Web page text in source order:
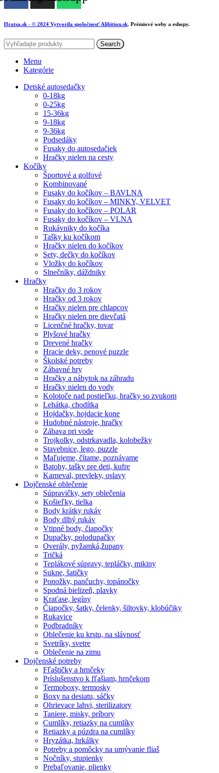
Hratsa.sk - © 2024 Vytvorila spoločnosť Alibition.sk. Prémiové weby a eshopy.
Search
Menu
Kategórie
Detské autosedačky
0-18kg
0-25kg
15-36kg
9-18kg
9-36kg
Podsedáky
Fusaky do autosedačiek
Hračky nielen na cesty
Kočíky
Športové a golfové
Kombinované
Fusaky do kočíkov – BAVLNA
Fusaky do kočíkov – MINKY, VELVET
Fusaky do kočíkov – POLAR
Fusaky do kočíkov – VLNA
Rukávniky do kočíka
Tašky ku kočíkom
Hračky nielen do kočíkov
Sety, dečky do kočíkov
Vložky do kočíkov
Slnečníky, dáždniky
Hračky
Hračky do 3 rokov
Hračky od 3 rokov
Hračky nielen pre chlapcov
Hračky nielen pre dievčatá
Licenčné hračky, tovar
Plyšové hračky
Drevené hračky
Hracie deky, penové puzzle
Školské potreby
Zábavné hry
Hračky a nábytok na záhradu
Hračky nielen do vody
Kolotoče nad postieľku, hračky so zvukom
Lehátka, chodítka
Hojdačky, hojdacie kone
Hudobné nástroje, hračky
Zábava pri vode
Trojkolky, odstrkavadla, kolobežky
Stavebnice, lego, puzzle
Maľujeme, čítame, poznávame
Batohy, tašky pre deti, kufre
Karneval, prevleky, oslavy
Dojčenské oblečenie
Súpravičky, sety oblečenia
Košieľky, tielka
Body krátky rukáv
Body dlhý rukáv
Vtipné body, čiapočky
Dupačky, polodupačky
Overály, pyžamká,župany
Tričká
Teplákové súpravy, tepláčky, mikiny
Sukne, šatičky
Ponožky, pančuchy, topánočky
Spodná bielizeň, plavky
Kraťase, legíny
Čiapočky, šatky, čelenky, šiltovky, klobúčiky
Rukavice
Podbradníky
Oblečenie ku krstu, na slávnosť
Svetríky, svetre
Oblečenie na zimu
Dojčenské potreby
Fľaštičky a hrnčeky
Príslušenstvo k fľašiam, hrnčekom
Termoboxy, termosky
Boxy na desiatu, sáčky
Ohrievace lahvi, sterilizatory
Taniere, misky, príbory
Cumlíky, retiazky na cumlíky
Retiazky a púzdra na cumlíky
Hryzátka, hrkálky
Potreby a pomôcky na umývanie fliaš
Nočníky, stupienky
Prebaľovanie, plienky